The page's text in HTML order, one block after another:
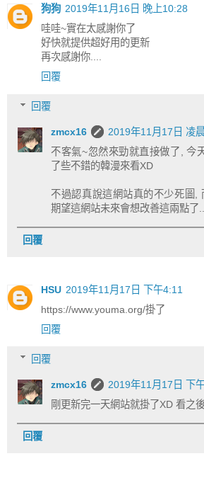
狗狗 2019年11月16日 晚上10:28
哇哇~實在太感謝你了
好快就提供超好用的更新
再次感謝你....
回覆
回覆
zmcx16
2019年11月17日 凌
不客氣~忽然來勁就直接做了, 今
了些不錯的韓漫來看XD
不過認真說這網站真的不少死圖,
期望這網站未來會想改善這兩點了
回覆
HSU 2019年11月17日 下午4:11
https://www.youma.org/掛了
回覆
回覆
zmcx16
2019年11月17日 下
剛更新完一天網站就掛了XD 看之
回覆